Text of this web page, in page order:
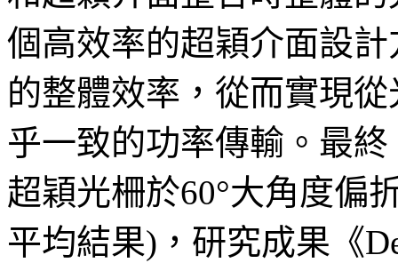
個高效率的超穎介面設
的整體效率，從而實現
乎一致的功率傳輸。最
超穎光柵於60°大角度偏
平均結果)，研究成果《